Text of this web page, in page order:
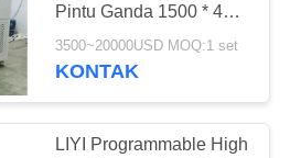
Pintu Ganda 1500 * 400
* 400mm
3500~20000USD MOQ:1 set
KONTAK
LIYI Programmable High